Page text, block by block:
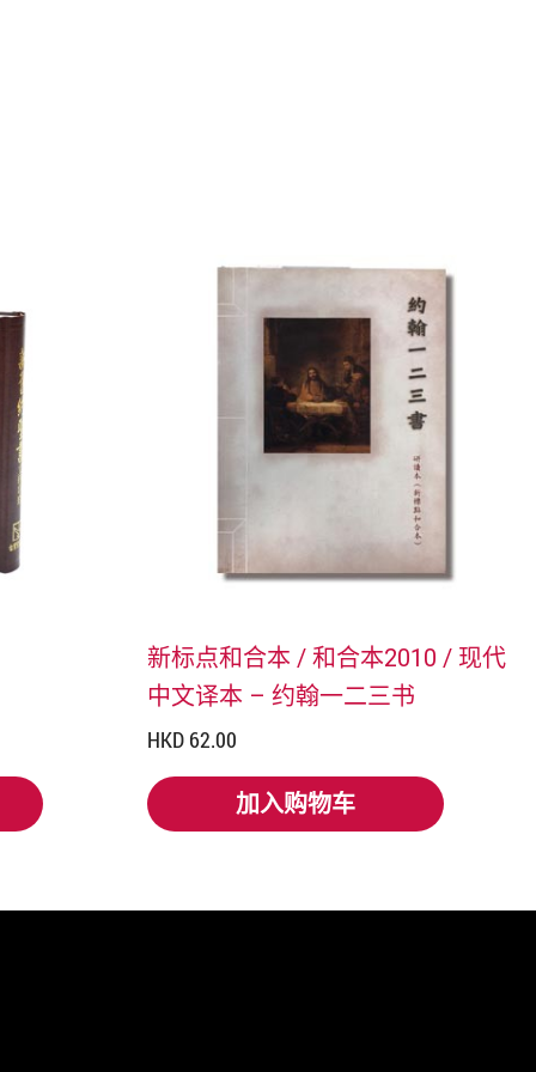
新标点和合本 / 和合本2010 / 现代
中文译本 – 约翰一二三书
HKD 62.00
加入购物车
加入购物车